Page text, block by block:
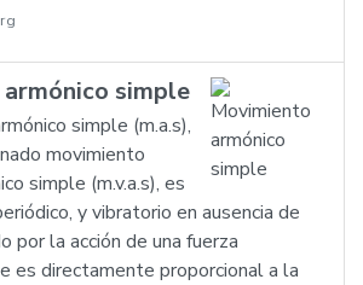
simple
simple (m.a.s),
movimiento
simple (m.v.a.s), es
y vibratorio en ausencia de
por la acción de una fuerza
es directamente proporcional a la